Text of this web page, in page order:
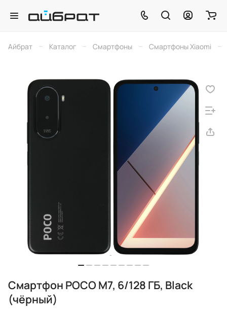
Айбрат – Каталог – Смартфоны – Смартфоны Xiaomi –
Смартфон POCO M7, 6/128 ГБ, Black
(чёрный)